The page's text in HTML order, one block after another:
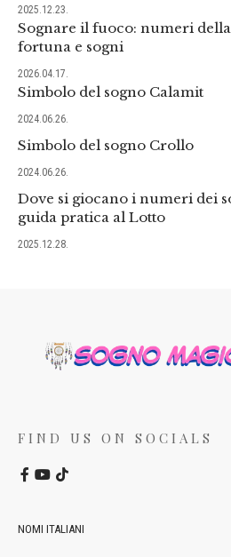
2025.12.23.
Sognare il fuoco: numeri della
fortuna e sogni
2026.04.17.
Simbolo del sogno Calamit
2024.06.26.
Simbolo del sogno Crollo
2024.06.26.
Dove si giocano i numeri dei
guida pratica al Lotto
2025.12.28.
FIND US ON SOCIALS
NOMI ITALIANI